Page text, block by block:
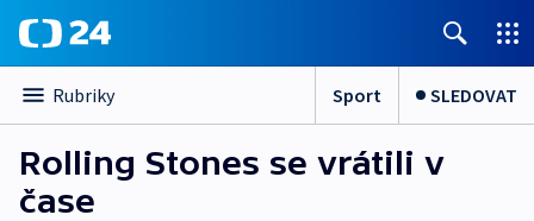
Rubriky Sport SLEDOVAT
Rolling Stones se vrátili v
čase